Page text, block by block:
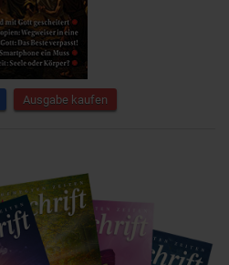
Ausgabe kaufen